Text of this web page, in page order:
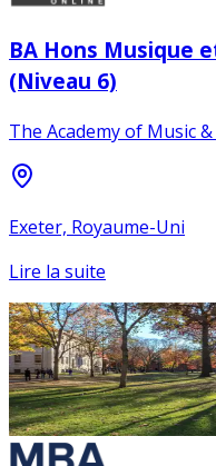
BA Hons Musique
(Niveau 6)
The Academy of Music
Exeter, Royaume-Uni
Lire la suite